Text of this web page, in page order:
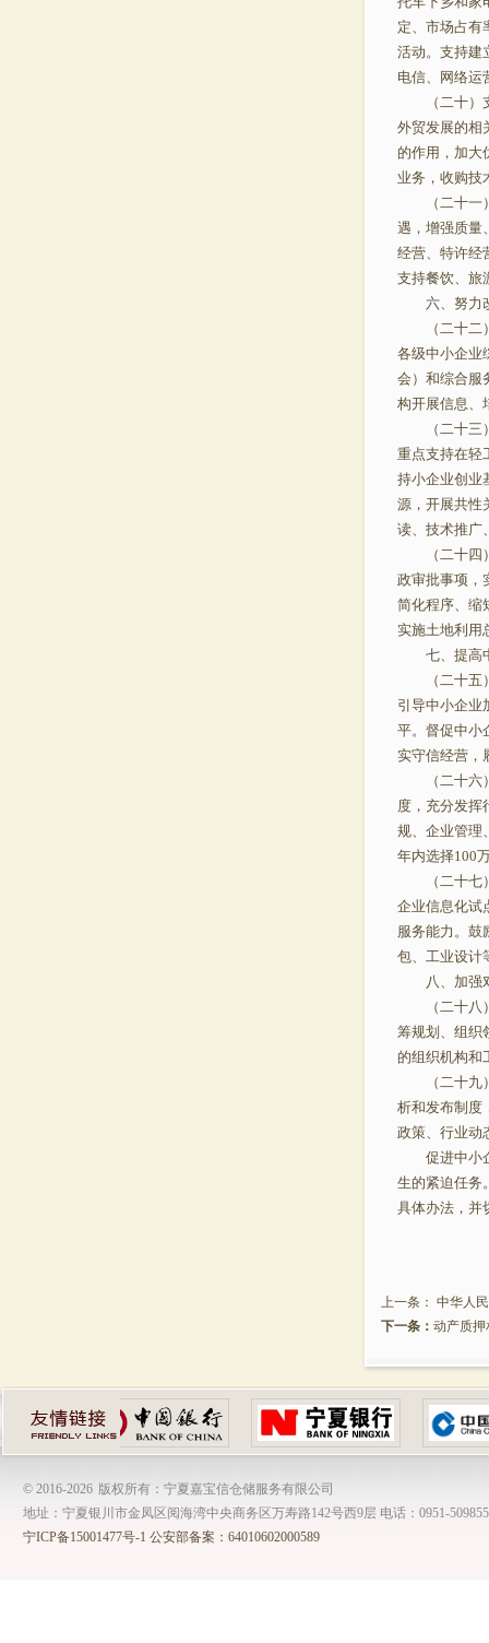
定、市场占有
活动。支持建
电信、网络运
（二十）支
外贸发展的相
的作用，加大
业务，收购技
（二十一）
遇，增强质量
经营、特许经
支持餐饮、旅
六、努力改
（二十二）
各级中小企业
会）和综合服
构开展信息、
（二十三）
重点支持在轻
持小企业创业
源，开展共性
读、技术推广
（二十四）
政审批事项，
简化程序、缩
实施土地利用
七、提高中
（二十五）
引导中小企业
平。督促中小
实守信经营，
（二十六）
度，充分发挥
规、企业管理
年内选择100
（二十七）
企业信息化试
服务能力。鼓
包、工业设计
八、加强对
（二十八）
筹规划、组织
的组织机构和
（二十九）
析和发布制度
政策、行业动
促进中小企
生的紧迫任务
具体办法，并
上一条： 中华人
下一条： 动产质押
© 2016-2026 版权所有：宁夏嘉宝信仓储服务有限公司
地址：宁夏银川市金凤区阅海湾中央商务区万寿路142号西9层 电话：0951-
宁ICP备15001477号-1 公安部备案：64010602000589